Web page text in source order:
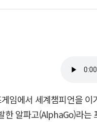
임에서 세계챔피언을 이
한 알파고(AlphaGo)라는